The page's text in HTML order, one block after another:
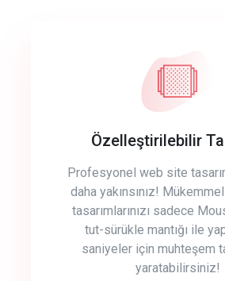
Özelleştirilebilir
Profesyonel web site
daha yakınsınız!
tasarımlarınızı sadece
tut-sürükle mantığı ile
saniyeler için muhteşem
yaratabilirsiniz!